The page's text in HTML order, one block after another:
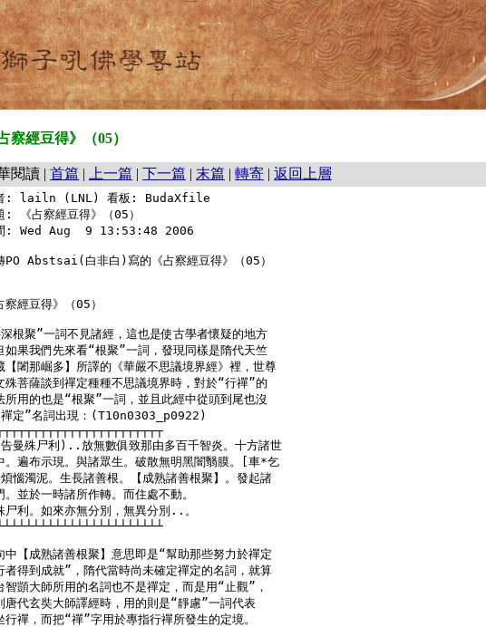
察經豆得》（05）
閱讀 | 首篇 | 上一篇 | 下一篇 | 末篇 | 轉寄 | 返回上層
: lailn (LNL) 看板: BudaXfile
: 《占察經豆得》（05）
: Wed Aug  9 13:53:48 2006
PO Abstsai(白非白)寫的《占察經豆得》（05）
察經豆得》（05）
根聚”一詞不見諸經，這也是使古學者懷疑的地方
如果我們先來看“根聚”一詞，發現同樣是隋代天竺
【闍那崛多】所譯的《華嚴不思議境界經》裡，世尊
殊菩薩談到禪定種種不思議境界時，對於“行禪”的
所用的也是“根聚”一詞，並且此經中從頭到尾也沒
定”名詞出現：(T10n0303_p0922)
曼殊尸利)..放無數俱致那由多百千智炎。十方諸世
。遍布示現。與諸眾生。破散無明黑闇翳膜。[車*乞
煩惱濁泥。生長諸善根。【成熟諸善根聚】。發起諸
。並於一時諸所作轉。而住處不動。
尸利。如來亦無分別，無異分別..。
中【成熟諸善根聚】意思即是“幫助那些努力於禪定
者得到成就”，隋代當時尚未確定禪定的名詞，就算
智顗大師所用的名詞也不是禪定，而是用“止觀”，
唐代玄奘大師譯經時，用的則是“靜慮”一詞代表
行禪，而把“禪”字用於專指行禪所發生的定境。